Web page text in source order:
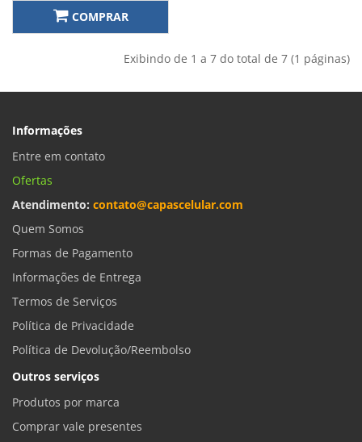
COMPRAR
Exibindo de 1 a 7 do total de 7 (1 páginas)
Informações
Entre em contato
Ofertas
Atendimento: contato@capascelular.com
Quem Somos
Formas de Pagamento
Informações de Entrega
Termos de Serviços
Política de Privacidade
Política de Devolução/Reembolso
Outros serviços
Produtos por marca
Comprar vale presentes